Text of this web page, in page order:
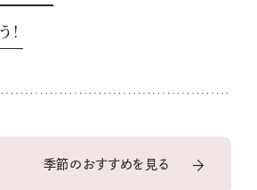
季節のおすすめを見る